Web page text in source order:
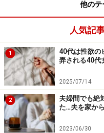
「誰かに背中を押してほ
む母に電話をしてその
た。母は一目私の顔を見
結果は脳梗塞だった。非
にはアサコさんの顔が少
「手術もせずに2週間程
医師に半年前から、今ま
他のテ
人気記
1
40代は性欲の
弄される40代
2025/07/14
2
夫婦間でも絶
た…夫を家か
2023/06/30